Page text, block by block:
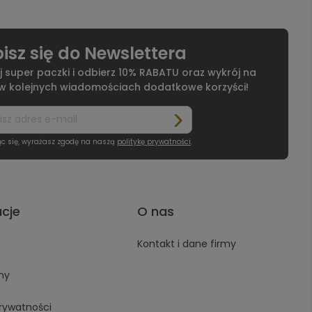
się do Newslettera
paczki i odbierz 10% RABATU oraz wykrój na
kolejnych wiadomościach dodatkowe korzyści!
się, wyrażasz zgodę na naszą politykę prywatności.
O nas
Kontakt i dane firmy